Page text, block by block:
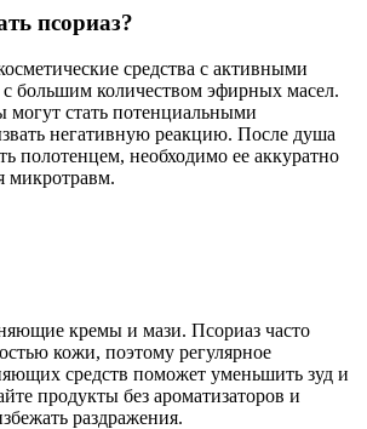
псориаз?
средства с активными
большим количеством эфирных масел.
стать потенциальными
негативную реакцию. После душа
полотенцем, необходимо ее аккуратно
микротравм.
кремы и мази. Псориаз часто
кожи, поэтому регулярное
средств поможет уменьшить зуд и
продукты без ароматизаторов и
раздражения.